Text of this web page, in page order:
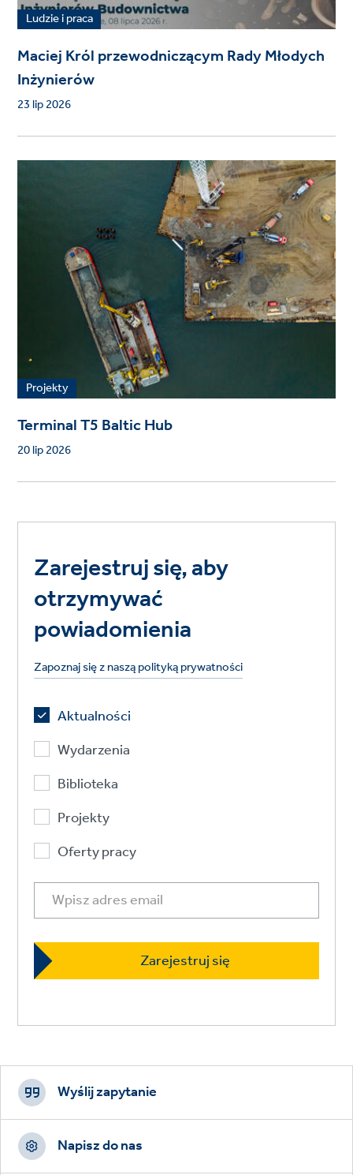
Ludzie i praca
Maciej Król przewodniczącym Rady Młodych
Inżynierów
23 lip 2026
Projekty
Terminal T5 Baltic Hub
20 lip 2026
Zarejestruj się, aby
otrzymywać
powiadomienia
Zapoznaj się z naszą polityką prywatności
Aktualności
Wydarzenia
Biblioteka
Projekty
Oferty pracy
Footer
CTAs
Wyślij zapytanie
Napisz do nas